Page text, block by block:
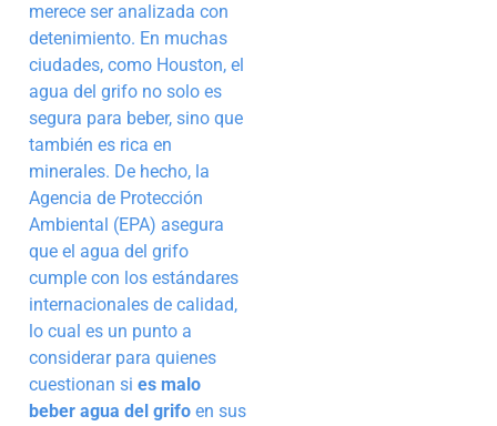
merece ser analizada con
detenimiento. En muchas
ciudades, como Houston, el
agua del grifo no solo es
segura para beber, sino que
también es rica en
minerales. De hecho, la
Agencia de Protección
Ambiental (EPA) asegura
que el agua del grifo
cumple con los estándares
internacionales de calidad,
lo cual es un punto a
considerar para quienes
cuestionan si es malo
beber agua del grifo en sus